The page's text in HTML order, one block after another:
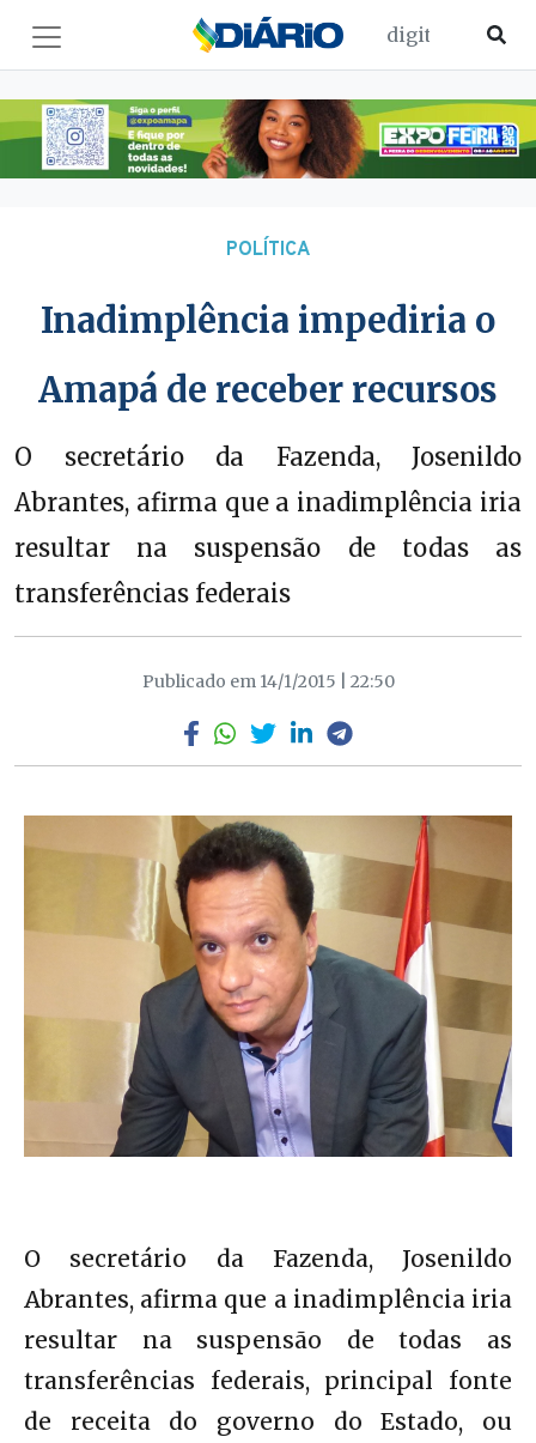
POLÍTICA
Inadimplência impediria o
Amapá de receber recursos
O secretário da Fazenda, Josenildo
Abrantes, afirma que a inadimplência iria
resultar na suspensão de todas as
transferências federais
Publicado em 14/1/2015 | 22:50
O secretário da Fazenda, Josenildo
Abrantes, afirma que a inadimplência iria
resultar na suspensão de todas as
transferências federais, principal fonte
de receita do governo do Estado, ou